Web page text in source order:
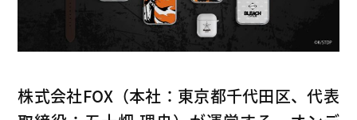
サプライヤ
News
Recruit
株式会社FOX（本社：東京都千代田区、代表